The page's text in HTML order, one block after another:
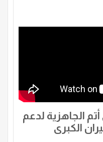
على أتم الجاهزية لدعم
الكبرى